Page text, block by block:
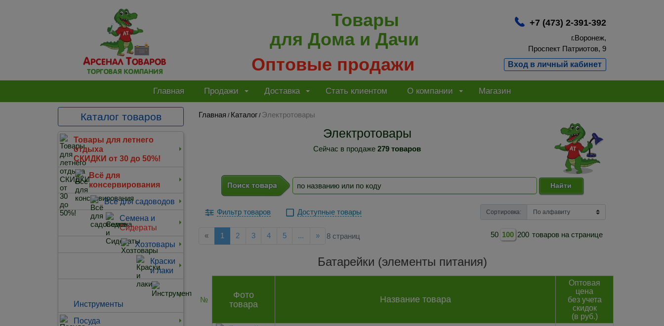
Товары
для Дома и Дачи
Оптовые продажи
+7 (473) 2-391-392
г.Воронеж,
Проспект Патриотов, 9
Вход в личный кабинет
Главная Продажи Доставка Стать клиентом О компании Магазин
Каталог товаров
Товары для летнего
отдыха
СКИДКИ от 30 до 50%!
Всё для
консервирования
Всё для садоводов
Семена и
Сидераты
Хозтовары
Краски
и лаки
Инструменты
Посуда
Главная / Каталог / Электротовары
Электротовары
Сейчас в продаже279 товаров
Найти
Фильтр товаров Доступные товары Сортировка:
50 100 200 товаров на странице
«Назад
1 2 3 4 5 ... »Далее
8 страниц
Батарейки (элементы питания)
№
Фото
товара
Название товара
Оптовая
цена
без учета
скидок
(в руб.)